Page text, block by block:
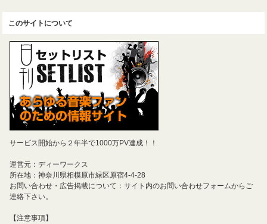
このサイトについて
サービス開始から２年半で1000万PV達成！！
運営元：ディーワークス
所在地：神奈川県相模原市緑区原宿4-4-28
お問い合わせ・広告掲載について：サイト内のお問い合わせフォームからご
連絡下さい。
【注意事項】